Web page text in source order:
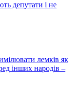
депутати і не
лемків як
інших народів –